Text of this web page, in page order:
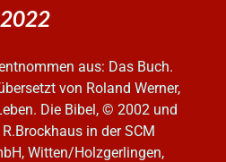
2022
aus: Das Buch.
von Roland Werner,
Die Bibel, © 2002 und
in der SCM
Witten/Holzgerlingen,